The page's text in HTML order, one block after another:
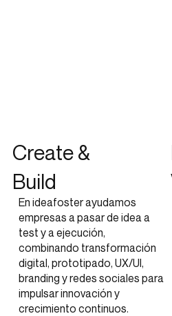
Create &
Build
En ideafoster ayudamos
empresas a pasar de idea a
test y a ejecución,
combinando transformación
digital, prototipado, UX/UI,
branding y redes sociales para
impulsar innovación y
crecimiento continuos.